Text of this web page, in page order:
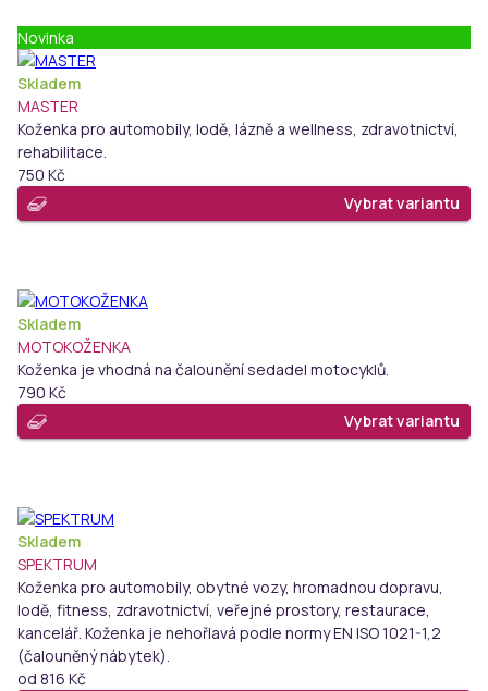
Novinka
Skladem
MASTER
Koženka pro automobily, lodě, lázně a wellness, zdravotnictví,
rehabilitace.
750 Kč
Vybrat variantu
Skladem
MOTOKOŽENKA
Koženka je vhodná na čalounění sedadel motocyklů.
790 Kč
Vybrat variantu
Skladem
SPEKTRUM
Koženka pro automobily, obytné vozy, hromadnou dopravu,
lodě, fitness, zdravotnictví, veřejné prostory, restaurace,
kancelář. Koženka je nehořlavá podle normy EN ISO 1021-1,2
(čalouněný nábytek).
od 816 Kč